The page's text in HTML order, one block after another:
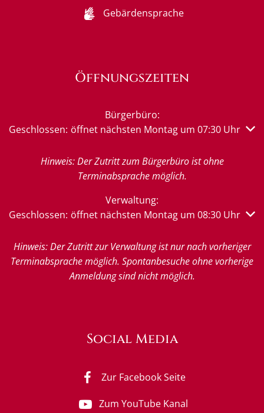
Gebärdensprache
Öffnungszeiten
Bürgerbüro:
Klicken, um weitere Öffnungs- oder Schließzeiten
Geschlossen: öffnet nächsten Montag um 07:30 Uhr
Hinweis: Der Zutritt zum Bürgerbüro ist ohne
Terminabsprache möglich.
Verwaltung:
Klicken, um weitere Öffnungs- oder Schließzeiten
Geschlossen: öffnet nächsten Montag um 08:30 Uhr
Hinweis: Der Zutritt zur Verwaltung ist nur nach vorheriger
Terminabsprache möglich. Spontanbesuche ohne vorherige
Anmeldung sind nicht möglich.
Social Media
Zur Facebook Seite
Zum YouTube Kanal